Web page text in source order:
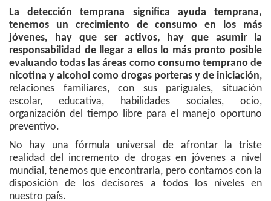
La detección temprana significa ayuda temprana,
tenemos un crecimiento de consumo en los más
jóvenes, hay que ser activos, hay que asumir la
responsabilidad de llegar a ellos lo más pronto posible
evaluando todas las áreas como consumo temprano de
nicotina y alcohol como drogas porteras y de iniciación,
relaciones familiares, con sus pariguales, situación
escolar, educativa, habilidades sociales, ocio,
organización del tiempo libre para el manejo oportuno
preventivo.
No hay una fórmula universal de afrontar la triste
realidad del incremento de drogas en jóvenes a nivel
mundial, tenemos que encontrarla, pero contamos con la
disposición de los decisores a todos los niveles en
nuestro país.